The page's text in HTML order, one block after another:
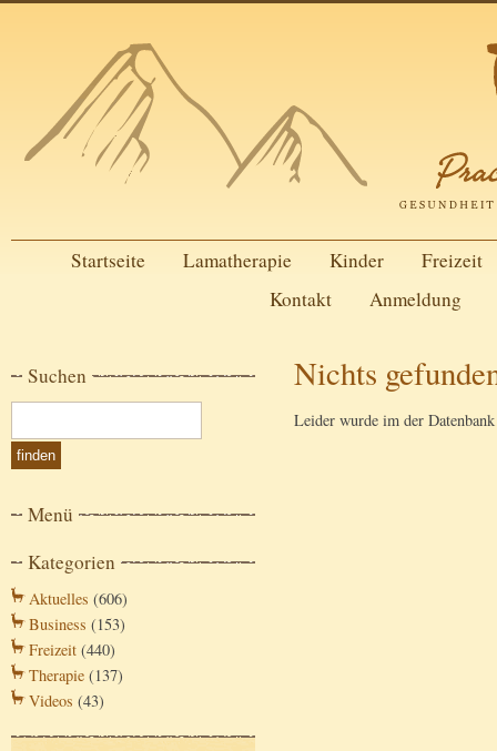
Startseite Lamatherapie Kinder
Freizeit
Kontakt
Anmeldung
Suchen
Menü
Kategorien
Aktuelles (606)
Business (153)
Freizeit (440)
Therapie (137)
Videos (43)
Nichts
Leider wurde im der